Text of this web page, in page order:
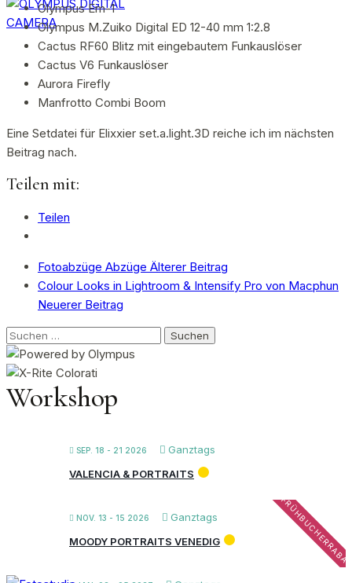
Olympus Em-1
Olympus M.Zuiko Digital ED 12-40 mm 1:2.8
Cactus RF60 Blitz mit eingebautem Funkauslöser
Cactus V6 Funkauslöser
Aurora Firefly
Manfrotto Combi Boom
Eine Setdatei für Elixxier set.a.light.3D reiche ich im nächsten
Beitrag nach.
Teilen mit:
Teilen
Fotoabzüge Abzüge Älterer Beitrag
Colour Looks in Lightroom & Intensify Pro von Macphun
Neuerer Beitrag
Suchen
nach:
Workshop
SEP. 18 - 21 2026
Ganztags
VALENCIA & PORTRAITS
NOV. 13 - 15 2026 Ganztags
MOODY PORTRAITS VENEDIG